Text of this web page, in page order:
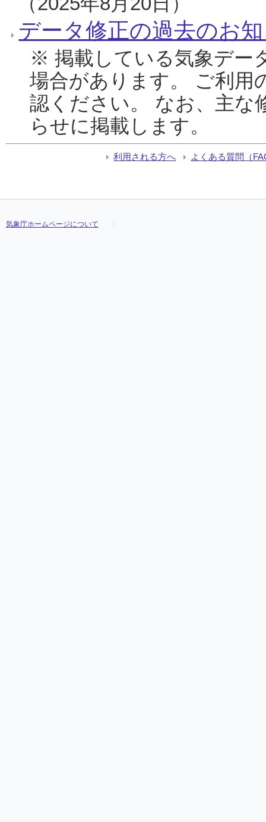
データ修正の過去のお
※ 掲載している気象デー
場合があります。 ご利用
認ください。 なお、主な
らせに掲載します。
利用される方へ よくある質問（
気象庁ホームページについて